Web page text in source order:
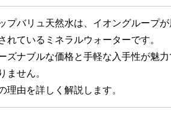
プバリュ天然水は、イオングループ
れているミネラルウォーターです。
ズナブルな価格と手軽な入手性が魅
ません。
理由を詳しく解説します。